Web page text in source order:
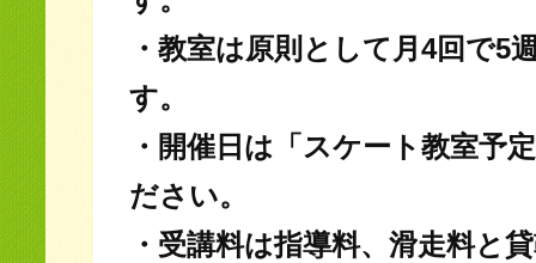
・教室は原則として月4回で5
す。
・開催日は「スケート教室予
ださい。
・受講料は指導料、滑走料と